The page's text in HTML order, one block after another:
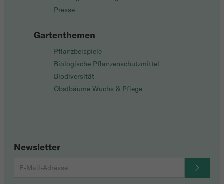
Presse
Gartenthemen
Pflanzbeispiele
Biologische Pflanzenschutzmittel
Biodiversität
Obstbäume Wuchs & Pflege
Newsletter